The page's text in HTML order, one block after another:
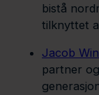
bistå
tilknyttet
Jacob
partner